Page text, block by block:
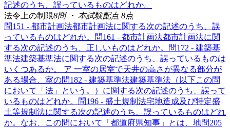
記述のうち、誤っているものはどれか。
法令上の制限8問 ・ 本試験配点8点
問151 - 都市計画法都市計画法に関する次の記述のうち、誤
っているものはどれか。
問161 - 都市計画法都市計画法に関
する次の記述のうち、正しいものはどれか。
問172 - 建築基
準法建築基準法に関する次の記述のうち、誤っているものは
いくつあるか。 ア 一室の居室で天井の高さが異なる部分が
ある場合、室の問182 - 建築基準法建築基準法（以下この問
において「法」という。）に関する次の記述のうち、誤って
いるものはどれか。
問196 - 盛土規制法宅地造成及び特定盛
土等規制法に関する次の記述のうち、誤っているものはどれ
か。なお、この問において「都道府県知事」とは、地問205